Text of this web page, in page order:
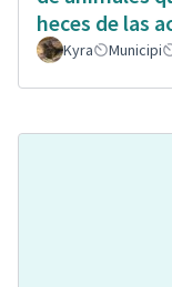
heces de las
Kyra Municipi